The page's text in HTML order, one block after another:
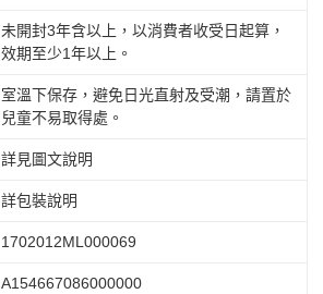
未開封3年含以上，以消費者收受日起算，
效期至少1年以上。
室溫下保存，避免日光直射及受潮，請置於
兒童不易取得處。
詳見圖文說明
詳包裝說明
1702012ML000069
A154667086000000